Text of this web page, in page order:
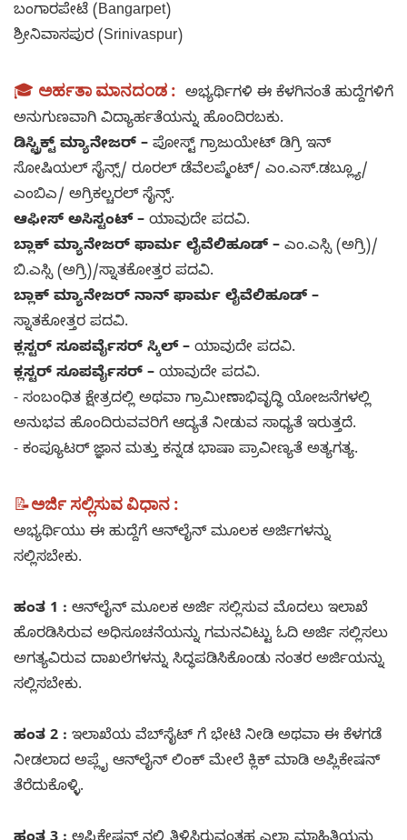
ಬಂಗಾರಪೇಟೆ (Bangarpet)
ಶ್ರೀನಿವಾಸಪುರ (Srinivaspur)
🎓 ಅರ್ಹತಾ ಮಾನದಂಡ : ಅಭ್ಯರ್ಥಿಗಳಿ ಈ ಕೆಳಗಿನಂತೆ ಹುದ್ದೆಗಳಿಗೆ
ಅನುಗುಣವಾಗಿ ವಿದ್ಯಾರ್ಹತೆಯನ್ನು ಹೊಂದಿರಬಕು.
ಡಿಸ್ಟ್ರಿಕ್ಟ್ ಮ್ಯಾನೇಜರ್ – ಪೋಸ್ಟ್ ಗ್ರಾಜುಯೇಟ್ ಡಿಗ್ರಿ ಇನ್
ಸೋಷಿಯಲ್ ಸೈನ್ಸ್/ ರೂರಲ್ ಡೆವೆಲಪ್ಮೆಂಟ್/ ಎಂ.ಎಸ್.ಡಬ್ಲ್ಯೂ/
ಎಂಬಿಎ/ ಅಗ್ರಿಕಲ್ಚರಲ್ ಸೈನ್ಸ್.
ಆಫೀಸ್ ಅಸಿಸ್ಟಂಟ್ – ಯಾವುದೇ ಪದವಿ.
ಬ್ಲಾಕ್ ಮ್ಯಾನೇಜರ್ ಫಾರ್ಮ ಲೈವೆಲಿಹೂಡ್ – ಎಂ.ಎಸ್ಸಿ (ಅಗ್ರಿ)/
ಬಿ.ಎಸ್ಸಿ (ಅಗ್ರಿ)/ಸ್ನಾತಕೋತ್ತರ ಪದವಿ.
ಬ್ಲಾಕ್ ಮ್ಯಾನೇಜರ್ ನಾನ್ ಫಾರ್ಮ ಲೈವೆಲಿಹೂಡ್ –
ಸ್ನಾತಕೋತ್ತರ ಪದವಿ.
ಕ್ಲಸ್ಟರ್ ಸೂಪರ್ವೈಸರ್ ಸ್ಕಿಲ್ – ಯಾವುದೇ ಪದವಿ.
ಕ್ಲಸ್ಟರ್ ಸೂಪರ್ವೈಸರ್ – ಯಾವುದೇ ಪದವಿ.
- ಸಂಬಂಧಿತ ಕ್ಷೇತ್ರದಲ್ಲಿ ಅಥವಾ ಗ್ರಾಮೀಣಾಭಿವೃದ್ಧಿ ಯೋಜನೆಗಳಲ್ಲಿ
ಅನುಭವ ಹೊಂದಿರುವವರಿಗೆ ಆದ್ಯತೆ ನೀಡುವ ಸಾಧ್ಯತೆ ಇರುತ್ತದೆ.
- ಕಂಪ್ಯೂಟರ್ ಜ್ಞಾನ ಮತ್ತು ಕನ್ನಡ ಭಾಷಾ ಪ್ರಾವೀಣ್ಯತೆ ಅತ್ಯಗತ್ಯ.
📝ಅರ್ಜಿ ಸಲ್ಲಿಸುವ ವಿಧಾನ :
ಅಭ್ಯರ್ಥಿಯು ಈ ಹುದ್ದೆಗೆ ಆನ್‌ಲೈನ್‌ ಮೂಲಕ ಅರ್ಜಿಗಳನ್ನು
ಸಲ್ಲಿಸಬೇಕು.
ಹಂತ 1 : ಆನ್‌ಲೈನ್‌ ಮೂಲಕ ಅರ್ಜಿ ಸಲ್ಲಿಸುವ ಮೊದಲು ಇಲಾಖೆ
ಹೊರಡಿಸಿರುವ ಅಧಿಸೂಚನೆಯನ್ನು ಗಮನವಿಟ್ಟು ಓದಿ ಅರ್ಜಿ ಸಲ್ಲಿಸಲು
ಅಗತ್ಯವಿರುವ ದಾಖಲೆಗಳನ್ನು ಸಿದ್ಧಪಡಿಸಿಕೊಂಡು ನಂತರ ಅರ್ಜಿಯನ್ನು
ಸಲ್ಲಿಸಬೇಕು.
ಹಂತ 2 : ಇಲಾಖೆಯ ವೆಬ್‌ಸೈಟ್ ಗೆ ಭೇಟಿ ನೀಡಿ ಅಥವಾ ಈ ಕೆಳಗಡೆ
ನೀಡಲಾದ ಅಪ್ಲೈ ಆನ್‌ಲೈನ್‌ ಲಿಂಕ್ ಮೇಲೆ ಕ್ಲಿಕ್ ಮಾಡಿ ಅಪ್ಲಿಕೇಷನ್
ತೆರೆದುಕೊಳ್ಳಿ.